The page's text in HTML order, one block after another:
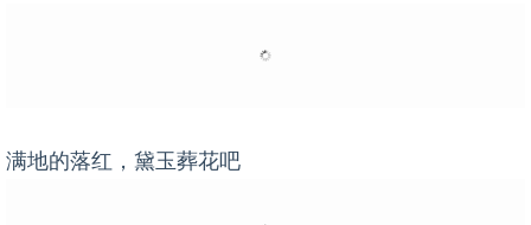
满地的落红，黛玉葬花吧